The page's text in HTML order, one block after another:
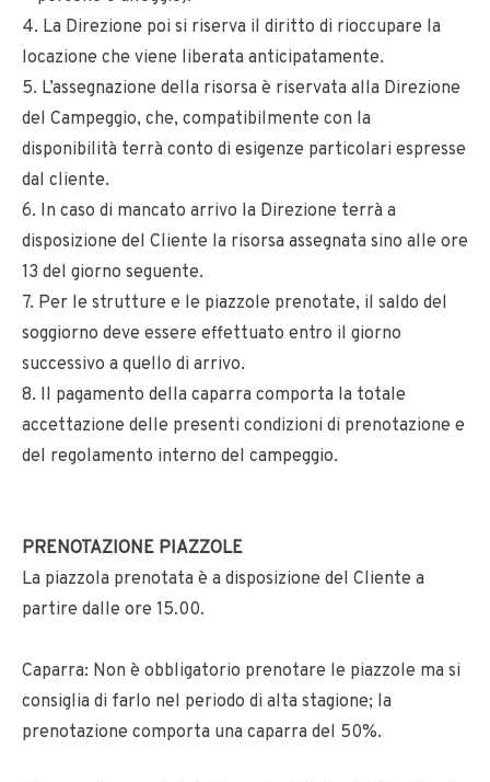
4. La Direzione poi si riserva il diritto di rioccupare la
locazione che viene liberata anticipatamente.
5. L’assegnazione della risorsa è riservata alla Direzione
del Campeggio, che, compatibilmente con la
disponibilità terrà conto di esigenze particolari espresse
dal cliente.
6. In caso di mancato arrivo la Direzione terrà a
disposizione del Cliente la risorsa assegnata sino alle ore
13 del giorno seguente.
7. Per le strutture e le piazzole prenotate, il saldo del
soggiorno deve essere effettuato entro il giorno
successivo a quello di arrivo.
8. Il pagamento della caparra comporta la totale
accettazione delle presenti condizioni di prenotazione e
del regolamento interno del campeggio.
PRENOTAZIONE PIAZZOLE
La piazzola prenotata è a disposizione del Cliente a
partire dalle ore 15.00.
Caparra: Non è obbligatorio prenotare le piazzole ma si
consiglia di farlo nel periodo di alta stagione; la
prenotazione comporta una caparra del 50%.